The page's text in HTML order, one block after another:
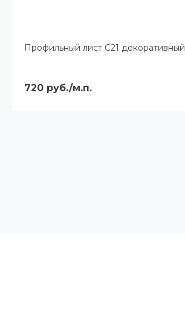
Профильный лист С21 декоративный
720 руб./м.п.